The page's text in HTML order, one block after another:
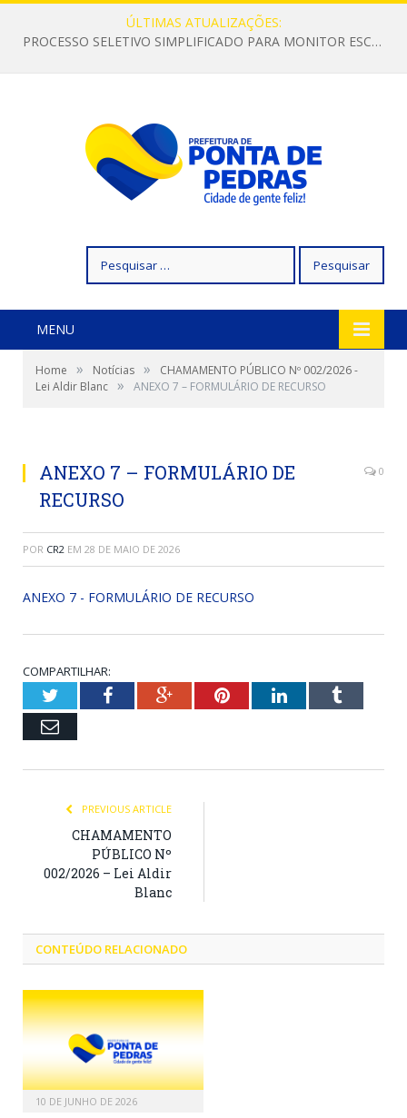
ÚLTIMAS ATUALIZAÇÕES:
PROCESSO SELETIVO SIMPLIFICADO PARA MONITOR ESCOLAR
por:
MENU
Home » Notícias »
CHAMAMENTO PÚBLICO Nº 002/2026 -
Lei Aldir Blanc » ANEXO 7 – FORMULÁRIO DE RECURSO
ANEXO 7 – FORMULÁRIO DE
RECURSO
0
POR CR2 EM 28 DE MAIO DE 2026
ANEXO 7 - FORMULÁRIO DE RECURSO
COMPARTILHAR:
TwitterFacebookGoogle+PinterestLinkedInTumblr
Email
PREVIOUS ARTICLE
CHAMAMENTO
PÚBLICO Nº
002/2026 – Lei Aldir
Blanc
CONTEÚDO RELACIONADO
10 DE JUNHO DE 2026